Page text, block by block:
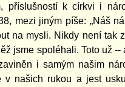
příslušností k církvi i
mezi jiným píše: „Náš
na mysli. Nikdy není tak
jsme spoléhali. Toto už
i samým našim
našich rukou a jest